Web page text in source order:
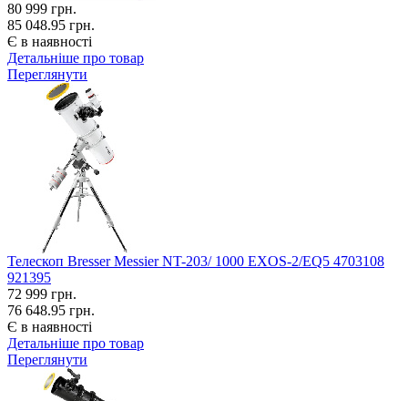
80 999 грн.
85 048.95 грн.
Є в наявності
Детальніше про товар
Переглянути
Телескоп Bresser Messier NT-203/ 1000 EXOS-2/EQ5 4703108
921395
72 999 грн.
76 648.95 грн.
Є в наявності
Детальніше про товар
Переглянути